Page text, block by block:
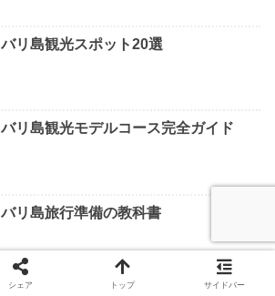
バリ島観光スポット20選
バリ島観光モデルコース完全ガイド
バリ島旅行準備の教科書
シェア トップ サイドバー